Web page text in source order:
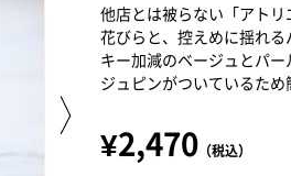
他店とは被らない「アト
花びらと、控えめに揺れ
キー加減のベージュとパ
ジュピンがついているため
¥2,470 （税込）